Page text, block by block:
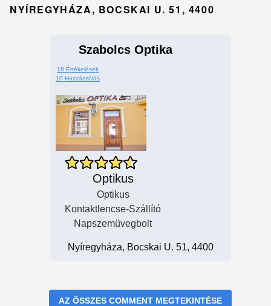
NYÍREGYHÁZA, BOCSKAI U. 51, 4400
Szabolcs Optika
18 Értékelések
10 Hozzászólás
Optikus
Optikus
Kontaktlencse-Szállító
Napszemüvegbolt
Nyíregyháza, Bocskai U. 51, 4400
AZ ÖSSZES COMMENT MEGTEKINTÉSE